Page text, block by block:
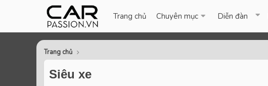
Trang chủ Chuyên mục Diễn đàn
Trang chủ
Siêu xe